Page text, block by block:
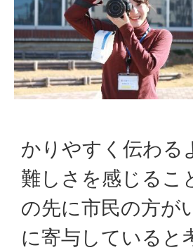
かりやすく伝わる
難しさを感じるこ
の先に市民の方が
に寄与していると